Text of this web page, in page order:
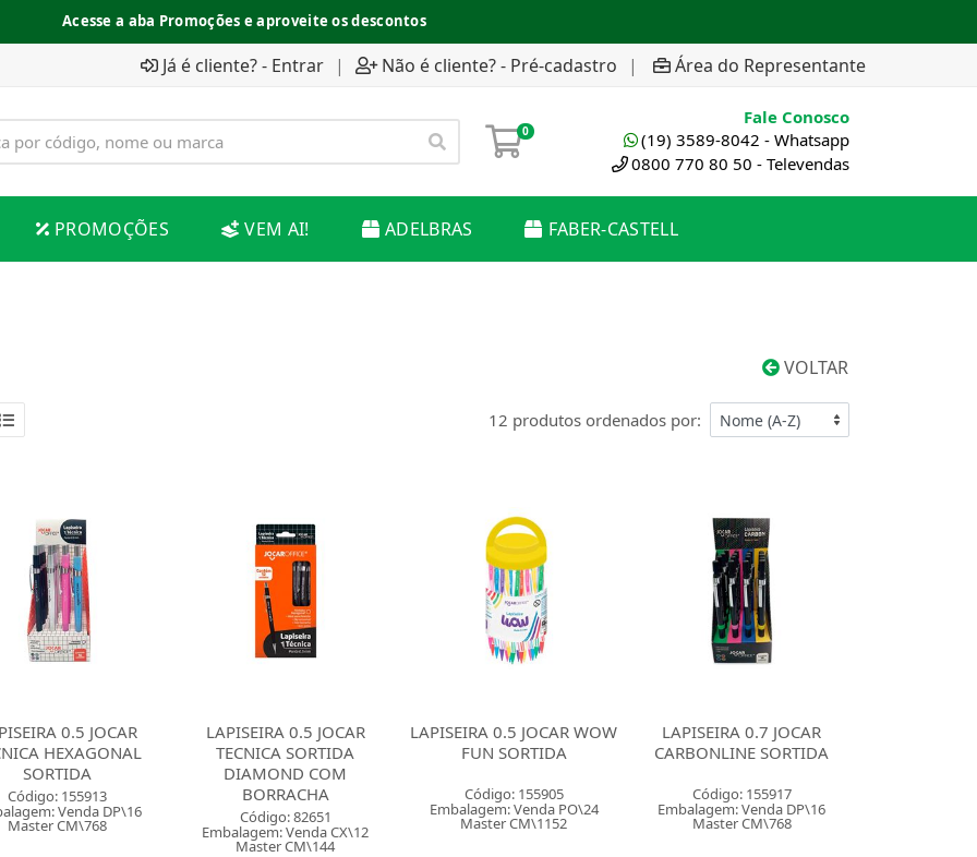
Acesse a aba Promoções e aproveite os descontos
Já é cliente? - Entrar | Não é cliente? - Pré-cadastro | Área do Representante
0
Fale Conosco
(19) 3589-8042 - Whatsapp
0800 770 80 50 - Televendas
PROMOÇÕES VEM AI! ADELBRAS FABER-CASTELL
VOLTAR
12 produtos ordenados por:
0.5 JOCAR
HEXAGONAL
SORTIDA
Código: 155913
Venda DP\16
Master CM\768
LAPISEIRA 0.5 JOCAR
TECNICA SORTIDA
DIAMOND COM
BORRACHA
Código: 82651
Embalagem: Venda CX\12
Master CM\144
LAPISEIRA 0.5 JOCAR WOW
FUN SORTIDA
Código: 155905
Embalagem: Venda PO\24
Master CM\1152
LAPISEIRA 0.7 JOCAR
CARBONLINE SORTIDA
Código: 155917
Embalagem: Venda DP\16
Master CM\768